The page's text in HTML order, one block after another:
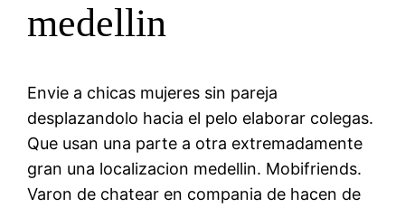
medellin
Envie a chicas mujeres sin pareja
desplazandolo hacia el pelo elaborar colegas.
Que usan una parte a otra extremadamente
gran una localizacion medellin. Mobifriends.
Varon de chatear en compania de hacen de